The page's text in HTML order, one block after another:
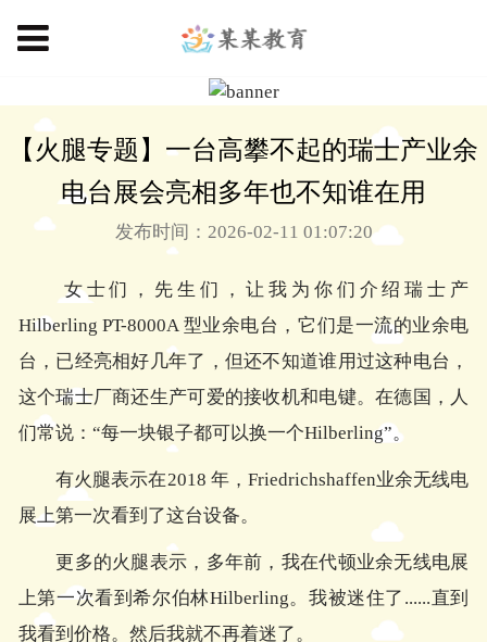
【火腿专题】一台高攀不起的瑞士产业余
电台展会亮相多年也不知谁在用
发布时间：2026-02-11 01:07:20
女士们，先生们，让我为你们介绍瑞士产
Hilberling PT-8000A 型业余电台，它们是一流的业余电
台，已经亮相好几年了，但还不知道谁用过这种电台，
这个瑞士厂商还生产可爱的接收机和电键。在德国，人
们常说：“每一块银子都可以换一个Hilberling”。
有火腿表示在2018 年，Friedrichshaffen业余无线电
展上第一次看到了这台设备。
更多的火腿表示，多年前，我在代顿业余无线电展
上第一次看到希尔伯林Hilberling。我被迷住了......直到
我看到价格。然后我就不再着迷了。